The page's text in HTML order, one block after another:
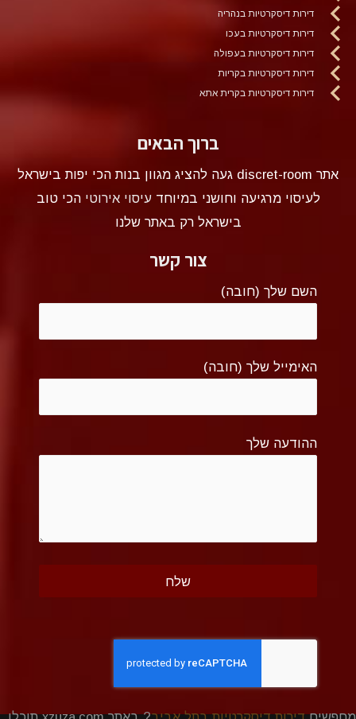
דירות דיסקרטיות בנהריה
דירות דיסקרטיות בעכו
דירות דיסקרטיות בעפולה
דירות דיסקרטיות בקריות
דירות דיסקרטיות בקרית אתא
ברוך הבאים
אתר discret-room געה להציג מגוון בנות הכי יפות בישראל
לעיסוי מרגיעה וחושני במיוחדעיסוי אירוטי הכי טוב
בישראל רק באתר שלנו
צור קשר
השם שלך (חובה)
האימייל שלך (חובה)
ההודעה שלך